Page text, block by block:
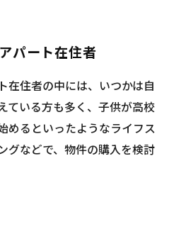
パート在住者
在住者の中には、いつかは自
ている方も多く、子供が高校
めるといったようなライフス
グなどで、物件の購入を検討